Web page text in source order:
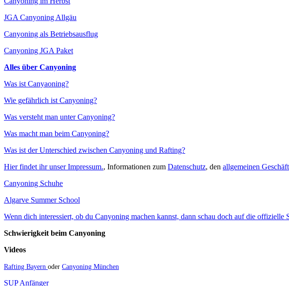
JGA Canyoning Allgäu
Canyoning als Betriebsausflug
Canyoning JGA Paket
Alles über Canyoning
Was ist Canyaoning?
Wie gefährlich ist Canyoning?
Was versteht man unter Canyoning?
Was macht man beim Canyoning?
Was ist der Unterschied zwischen Canyoning und Rafting?
Hier findet ihr unser Impressum., Informationen zum Datenschutz, den allgemeinen
Canyoning Schuhe
Algarve Summer School
Wenn dich interessiert, ob du Canyoning machen kannst, dann schau doch auf die
Schwierigkeit beim Canyoning
Videos
Rafting Bayern oder Canyoning München
SUP Anfänger